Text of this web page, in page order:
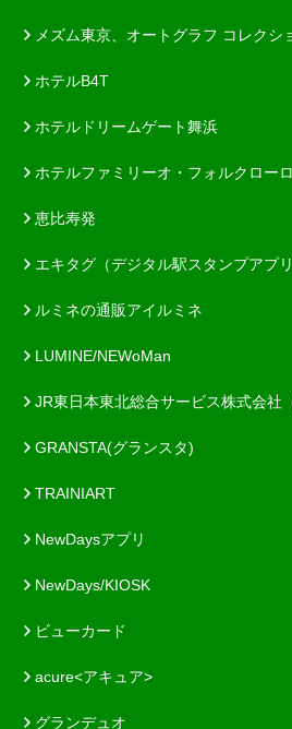
メズム東京、オートグラフ コレクシ
ホテルB4T
ホテルドリームゲート舞浜
ホテルファミリーオ・フォルクローロ
恵比寿発
エキタグ（デジタル駅スタンプアプリ
ルミネの通販アイルミネ
LUMINE/NEWoMan
JR東日本東北総合サービス株式会社
GRANSTA(グランスタ)
TRAINIART
NewDaysアプリ
NewDays/KIOSK
ビューカード
acure<アキュア>
グランデュオ